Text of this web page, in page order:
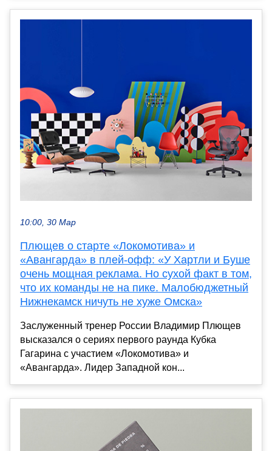
10:00, 30 Мар
Плющев о старте «Локомотива» и
«Авангарда» в плей-офф: «У Хартли и Буше
очень мощная реклама. Но сухой факт в том,
что их команды не на пике. Малобюджетный
Нижнекамск ничуть не хуже Омска»
Заслуженный тренер России Владимир Плющев
высказался о сериях первого раунда Кубка
Гагарина с участием «Локомотива» и
«Авангарда». Лидер Западной кон...